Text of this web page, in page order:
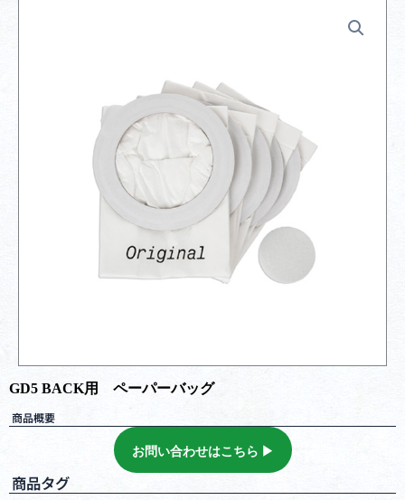
GD5 BACK用 ペーパーバッグ
商品概要
お問い合わせはこちら ▶︎
商品タグ